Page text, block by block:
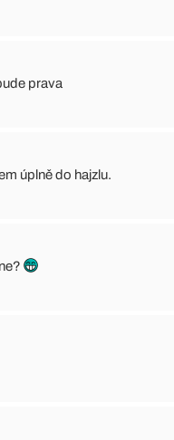
prava
úplně do hajzlu.